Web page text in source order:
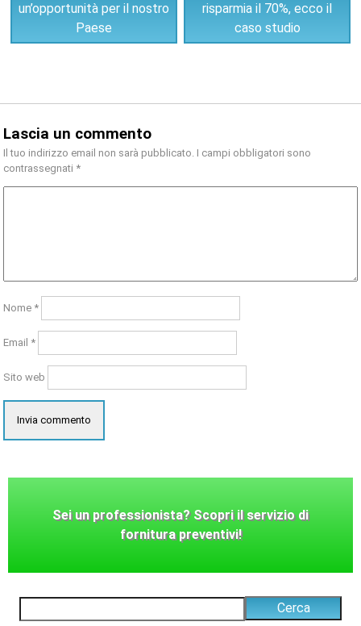
un’opportunità per il nostro
Paese
risparmia il 70%, ecco il
caso studio
Lascia un commento
Il tuo indirizzo email non sarà pubblicato. I campi obbligatori sono
contrassegnati *
Nome *
Email *
Sito web